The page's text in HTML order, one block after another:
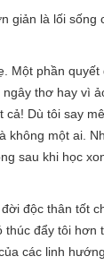
giản là lối
phần
thơ hay vì
Dù tôi say
một ai.
sau khi học
độc thân tốt
đẩy tôi
các linh